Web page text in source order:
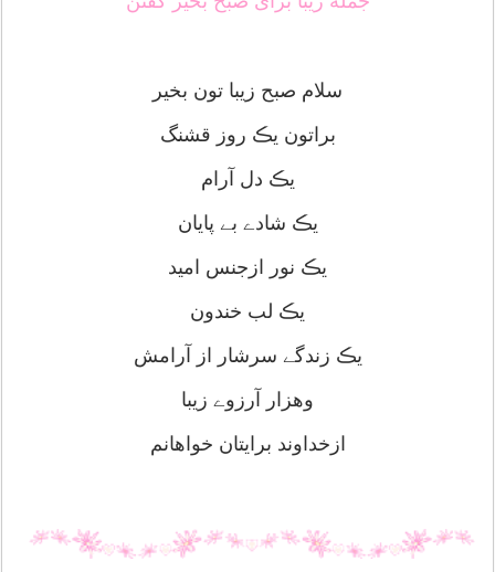
سلام صبح زیبا تون بخیر
براتون یڪ روز قشنگ
یڪ دل آرام
یڪ شادے بے پایان
یڪ نور ازجنس امید
یڪ لب خندون
یڪ زندگے سرشار از آرامش
وهزار آرزوے زیبا
ازخداوند برایتان خواهانم